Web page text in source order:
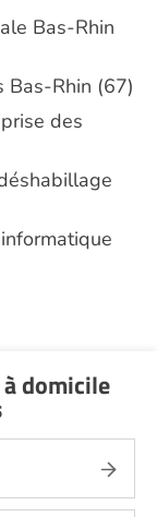
Bas-Rhin
Bas-Rhin (67)
des
Rhin (67)
domicile